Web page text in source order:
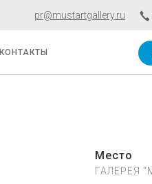
pr@mustartgallery.ru
КОНТАКТЫ
Место
ГАЛЕРЕЯ